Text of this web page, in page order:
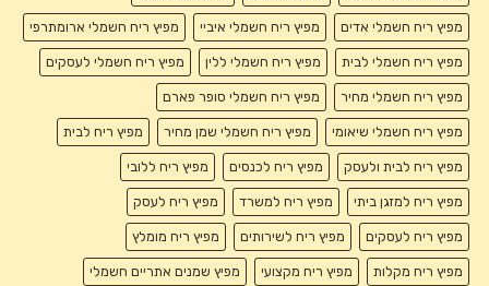
מפיץ ריח חשמלי אדים מפיץ ריח חשמלי איביי מפיץ ריח חשמלי ארומתרפי
מפיץ ריח חשמלי לבית מפיץ ריח חשמלי ללין מפיץ ריח חשמלי לעסקים
מפיץ ריח חשמלי מחיר מפיץ ריח חשמלי סופר פארם
מפיץ ריח חשמלי שיאומי מפיץ ריח חשמלי שמן מחיר מפיץ ריח לבית
מפיץ ריח לבית ולעסק מפיץ ריח לכנסים מפיץ ריח ללובי
מפיץ ריח למזגן ביתי מפיץ ריח למשרד מפיץ ריח לעסק
מפיץ ריח לעסקים מפיץ ריח לשירותים מפיץ ריח מומלץ
מפיץ ריח מקלות מפיץ ריח מקצועי מפיץ שמנים אתריים חשמלי